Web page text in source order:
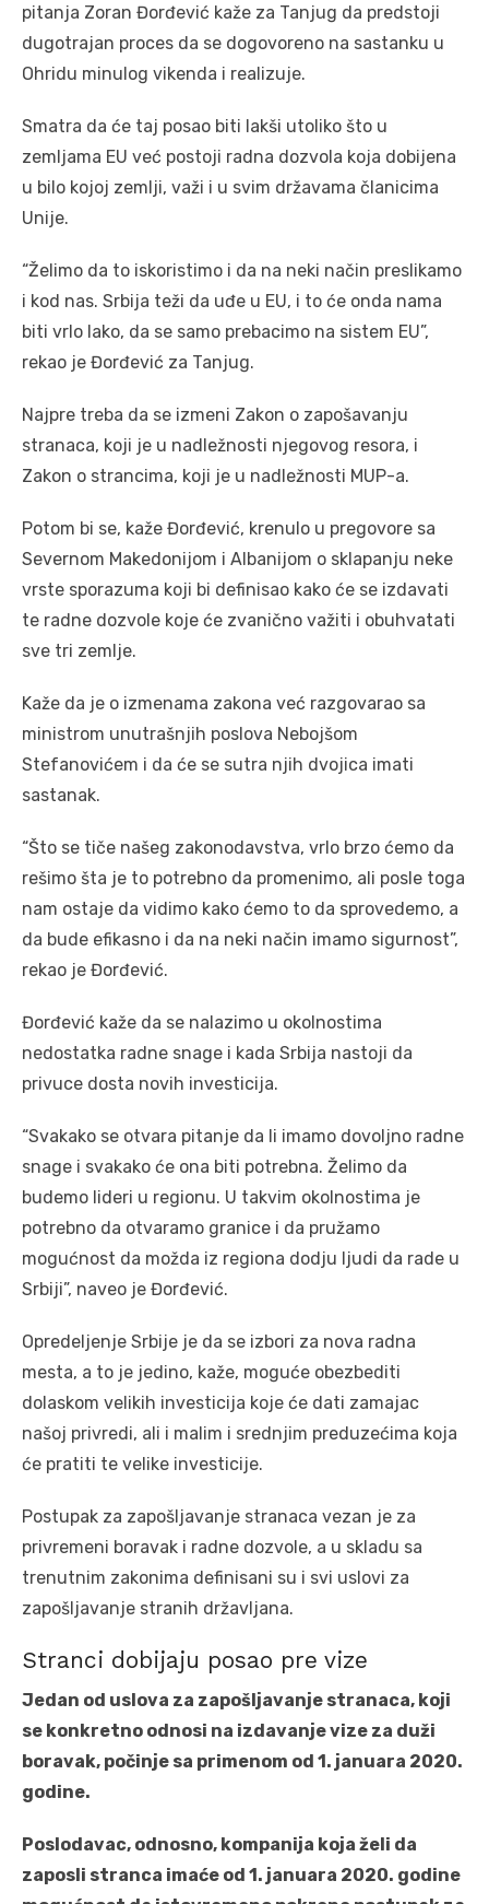
pitanja Zoran Đorđević kaže za Tanjug da predstoji
dugotrajan proces da se dogovoreno na sastanku u
Ohridu minulog vikenda i realizuje.
Smatra da će taj posao biti lakši utoliko što u
zemljama EU već postoji radna dozvola koja dobijena
u bilo kojoj zemlji, važi i u svim državama članicima
Unije.
“Želimo da to iskoristimo i da na neki način preslikamo
i kod nas. Srbija teži da uđe u EU, i to će onda nama
biti vrlo lako, da se samo prebacimo na sistem EU”,
rekao je Đorđević za Tanjug.
Najpre treba da se izmeni Zakon o zapošavanju
stranaca, koji je u nadležnosti njegovog resora, i
Zakon o strancima, koji je u nadležnosti MUP-a.
Potom bi se, kaže Đorđević, krenulo u pregovore sa
Severnom Makedonijom i Albanijom o sklapanju neke
vrste sporazuma koji bi definisao kako će se izdavati
te radne dozvole koje će zvanično važiti i obuhvatati
sve tri zemlje.
Kaže da je o izmenama zakona već razgovarao sa
ministrom unutrašnjih poslova Nebojšom
Stefanovićem i da će se sutra njih dvojica imati
sastanak.
“Što se tiče našeg zakonodavstva, vrlo brzo ćemo da
rešimo šta je to potrebno da promenimo, ali posle toga
nam ostaje da vidimo kako ćemo to da sprovedemo, a
da bude efikasno i da na neki način imamo sigurnost”,
rekao je Đorđević.
Đorđević kaže da se nalazimo u okolnostima
nedostatka radne snage i kada Srbija nastoji da
privuce dosta novih investicija.
“Svakako se otvara pitanje da li imamo dovoljno radne
snage i svakako će ona biti potrebna. Želimo da
budemo lideri u regionu. U takvim okolnostima je
potrebno da otvaramo granice i da pružamo
mogućnost da možda iz regiona dodju ljudi da rade u
Srbiji”, naveo je Đorđević.
Opredeljenje Srbije je da se izbori za nova radna
mesta, a to je jedino, kaže, moguće obezbediti
dolaskom velikih investicija koje će dati zamajac
našoj privredi, ali i malim i srednjim preduzećima koja
će pratiti te velike investicije.
Postupak za zapošljavanje stranaca vezan je za
privremeni boravak i radne dozvole, a u skladu sa
trenutnim zakonima definisani su i svi uslovi za
zapošljavanje stranih državljana.
Stranci dobijaju posao pre vize
Jedan od uslova za zapošljavanje stranaca, koji
se konkretno odnosi na izdavanje vize za duži
boravak, počinje sa primenom od 1. januara 2020.
godine.
Poslodavac, odnosno, kompanija koja želi da
zaposli stranca imaće od 1. januara 2020. godine